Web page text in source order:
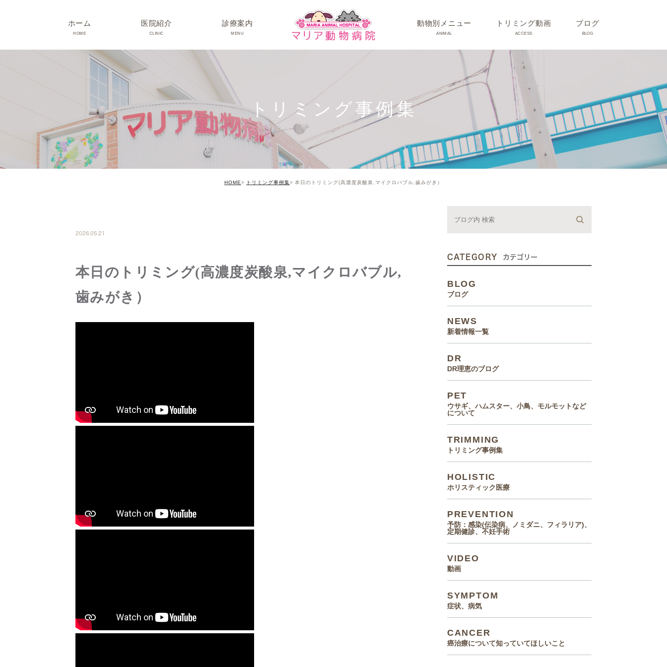
ホーム
HOME
医院紹介
CLINIC
院長･スタッフ紹介
診療時間･アクセス
院内紹介･初診の方へ
医院設備
診療案内
MENU
動物別メニュー
ANIMAL
ネコちゃんの病気
うさぎちゃん･その他動物の病気
トリミング動画
ACCESS
ブログ
BLOG
うさぎ、ハムスター、小鳥、
モルモットなどについて
トリミング事例集
ホリスティック医療
トリミング事例集
HOME トリミング事例集 本日のトリミング(高濃度炭酸泉,マイクロバブル,歯みがき）
2026.05.21
本日のトリミング(高濃度炭酸泉,マイクロバブル,
歯みがき）
CATEGORY カテゴリー
BLOG
ブログ
NEWS
新着情報一覧
DR
DR理恵のブログ
PET
ウサギ、ハムスター、小鳥、モルモットなど
について
TRIMMING
トリミング事例集
HOLISTIC
ホリスティック医療
PREVENTION
予防：感染(伝染病、ノミダニ、フィラリア)、
定期健診、不妊手術
VIDEO
動画
SYMPTOM
症状、病気
CANCER
癌治療について知っていてほしいこと